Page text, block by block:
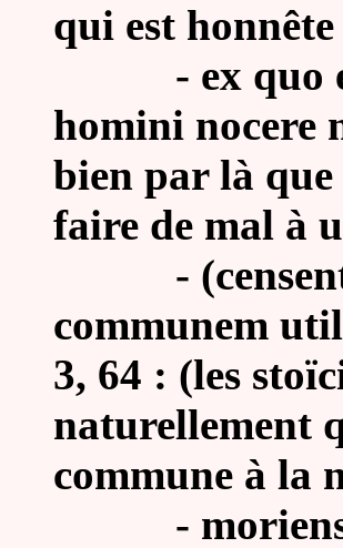
qui est
- ex quo
homini nocere
bien par là
faire de mal à
-
communem
3, 64 : (les
naturellement
commune à la
-